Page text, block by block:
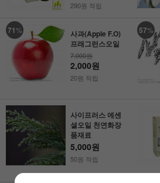
290원 적립
71%
사과(Apple F.O)
프래그런스오일
7,000원
2,000원
20원 적립
57%
사이프러스 에센
셜오일 천연화장
품재료
5,000원
50원 적립